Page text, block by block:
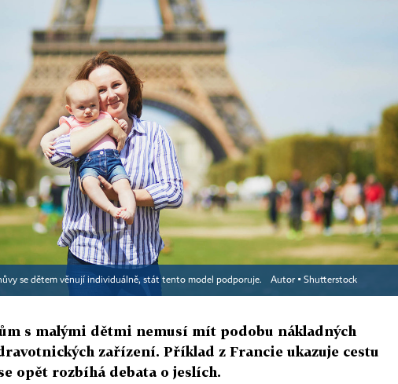
se dětem věnují individuálně, stát tento model podporuje. Autor ▪ Shutterstock
s malými dětmi nemusí mít podobu nákladných
zařízení. Příklad z Francie ukazuje cestu
opět rozbíhá debata o jeslích.